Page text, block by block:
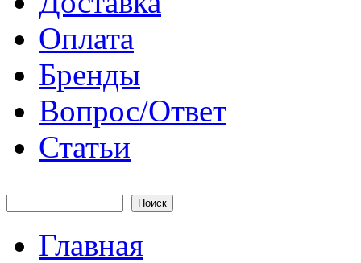
Оплата
Бренды
Вопрос/Ответ
Статьи
Форма поиска
Главная